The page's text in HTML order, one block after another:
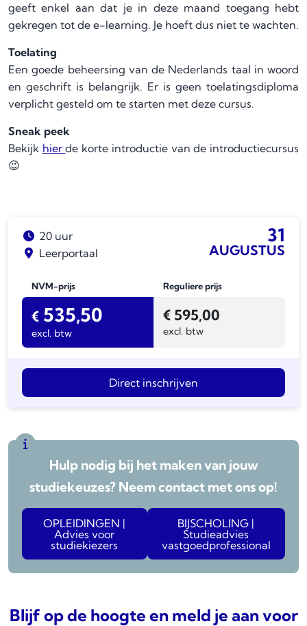
geeft enkel aan dat je in deze maand toegang hebt
gekregen tot de e-learning. Je hoeft dus niet te wachten.
Toelating
Een goede beheersing van de Nederlands taal in woord
en geschrift is belangrijk. Er is geen toelatingsdiploma
verplicht gesteld om te starten met deze cursus.
Sneak peek
Bekijk hierde korte introductie van de introductiecursus
😉
20 uur
Leerportaal
31
AUGUSTUS
NVM-prijs Reguliere prijs
€ 535,50
excl. btw
€ 595,00
excl. btw
Direct inschrijven
Hulp nodig bij het maken van jouw
studiekeuzes? Neem contact met ons op!
OPLEIDINGEN |
Advies voor
studiekiezers
BIJSCHOLING |
Studieadvies
vastgoedprofessional
Blijf op de hoogte en meld je aan voor